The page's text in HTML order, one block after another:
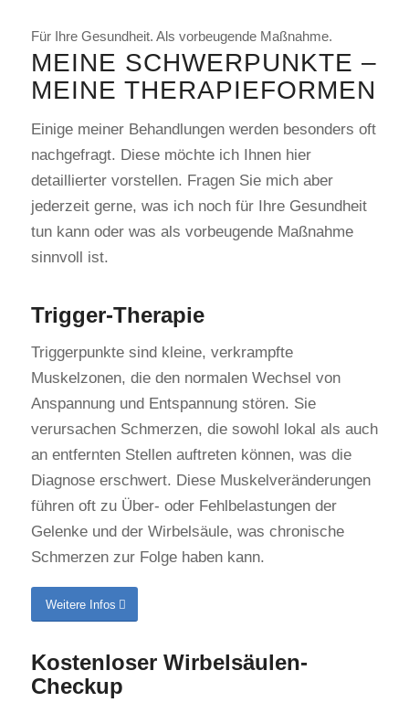
Für Ihre Gesundheit. Als vorbeugende Maßnahme.
MEINE SCHWERPUNKTE –
MEINE THERAPIEFORMEN
Einige meiner Behandlungen werden besonders oft
nachgefragt. Diese möchte ich Ihnen hier
detaillierter vorstellen. Fragen Sie mich aber
jederzeit gerne, was ich noch für Ihre Gesundheit
tun kann oder was als vorbeugende Maßnahme
sinnvoll ist.
Trigger-Therapie
Triggerpunkte sind kleine, verkrampfte
Muskelzonen, die den normalen Wechsel von
Anspannung und Entspannung stören. Sie
verursachen Schmerzen, die sowohl lokal als auch
an entfernten Stellen auftreten können, was die
Diagnose erschwert. Diese Muskelveränderungen
führen oft zu Über- oder Fehlbelastungen der
Gelenke und der Wirbelsäule, was chronische
Schmerzen zur Folge haben kann.
Weitere Infos
Kostenloser Wirbelsäulen-
Checkup